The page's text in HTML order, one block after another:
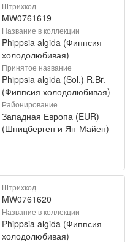
Штрихкод
MW0761619
Название в коллекции
Phippsia algida (Фиппсия
холодолюбивая)
Принятое название
Phippsia algida (Sol.) R.Br.
(Фиппсия холодолюбивая)
Районирование
Западная Европа (EUR)
(Шпицберген и Ян-Майен)
Штрихкод
MW0761620
Название в коллекции
Phippsia algida (Фиппсия
холодолюбивая)